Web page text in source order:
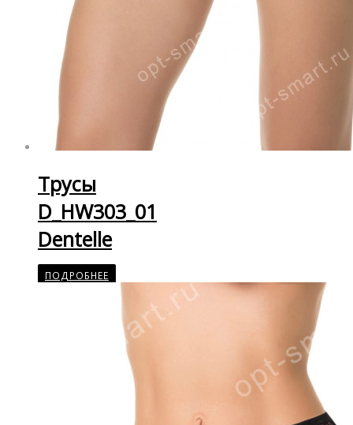
Трусы
D_HW303_01
Dentelle
ПОДРОБНЕЕ